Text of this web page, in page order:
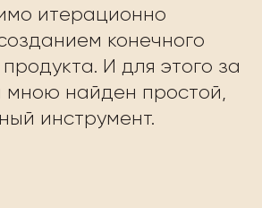
итерационно
конечного
И для этого за
мною найден простой,
инструмент.